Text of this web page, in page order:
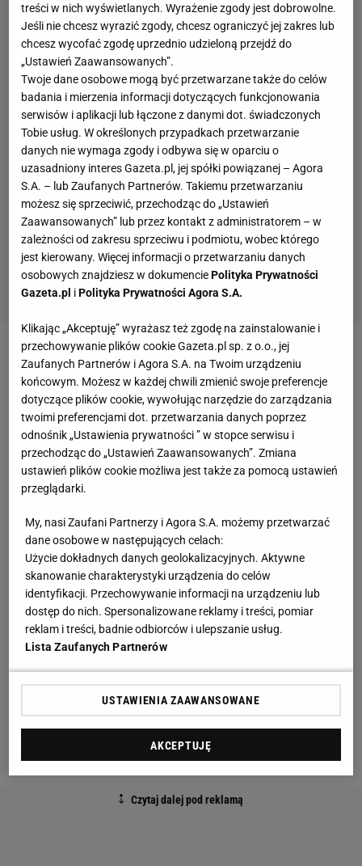
Zobacz wideoCo dalej z Igą Świątek? "Przeżyła
ogromne napięcie. To był wielki cios"
Polka miała bardzo dobre losowanie. W 1. rundzie
rywalką Świątek będzie 104. zawodniczka rankingu
WTA Kamilla Rachimowa. Jeśli Polka wyeliminuje
Rosjankę, to w kolejnej rundzie zagra ze
zwyciężczynią pary Daria Saville - Ena Shibahara. W
3. rundzie potencjalnie najsilniejszą przeciwniczką
może być 26. zawodniczka rankingu WTA,
czyli Anastasija Pawluczenkowa.
Schody mogą zacząć się w 4. rundzie, gdzie Świątek
może wpaść na Mirrę Andriejewą. 17-letnia
Rosjanka napsuła Polce mnóstwo krwi w
niedawnym turnieju w Cincinnati. W jego
ćwierćfinale Świątek pokonała Andriejewą po blisko
trzech godzinach walki 4:6, 6:3, 7:5.
treści w nich wyświetlanych. Wyrażenie zgody jest dobrowolne.
Jeśli nie chcesz wyrazić zgody, chcesz ograniczyć jej zakres lub
chcesz wycofać zgodę uprzednio udzieloną przejdź do
„Ustawień Zaawansowanych”.
Twoje dane osobowe mogą być przetwarzane także do celów
badania i mierzenia informacji dotyczących funkcjonowania
serwisów i aplikacji lub łączone z danymi dot. świadczonych
Tobie usług. W określonych przypadkach przetwarzanie
danych nie wymaga zgody i odbywa się w oparciu o
uzasadniony interes Gazeta.pl, jej spółki powiązanej – Agora
S.A. – lub Zaufanych Partnerów. Takiemu przetwarzaniu
możesz się sprzeciwić, przechodząc do „Ustawień
Zaawansowanych” lub przez kontakt z administratorem – w
zależności od zakresu sprzeciwu i podmiotu, wobec którego
jest kierowany. Więcej informacji o przetwarzaniu danych
osobowych znajdziesz w dokumenciePolityka Prywatności
Gazeta.pl iPolityka Prywatności Agora S.A.
Klikając „Akceptuję” wyrażasz też zgodę na zainstalowanie i
przechowywanie plików cookie Gazeta.pl sp. z o.o., jej
Zaufanych Partnerów i Agora S.A. na Twoim urządzeniu
końcowym. Możesz w każdej chwili zmienić swoje preferencje
dotyczące plików cookie, wywołując narzędzie do zarządzania
twoimi preferencjami dot. przetwarzania danych poprzez
odnośnik „Ustawienia prywatności ” w stopce serwisu i
przechodząc do „Ustawień Zaawansowanych”. Zmiana
ustawień plików cookie możliwa jest także za pomocą ustawień
przeglądarki.
My, nasi Zaufani Partnerzy i Agora S.A. możemy przetwarzać
dane osobowe w następujących celach:
Użycie dokładnych danych geolokalizacyjnych. Aktywne
skanowanie charakterystyki urządzenia do celów
identyfikacji. Przechowywanie informacji na urządzeniu lub
dostęp do nich. Spersonalizowane reklamy i treści, pomiar
reklam i treści, badnie odbiorców i ulepszanie usług.
Lista Zaufanych Partnerów
USTAWIENIA ZAAWANSOWANE
AKCEPTUJĘ